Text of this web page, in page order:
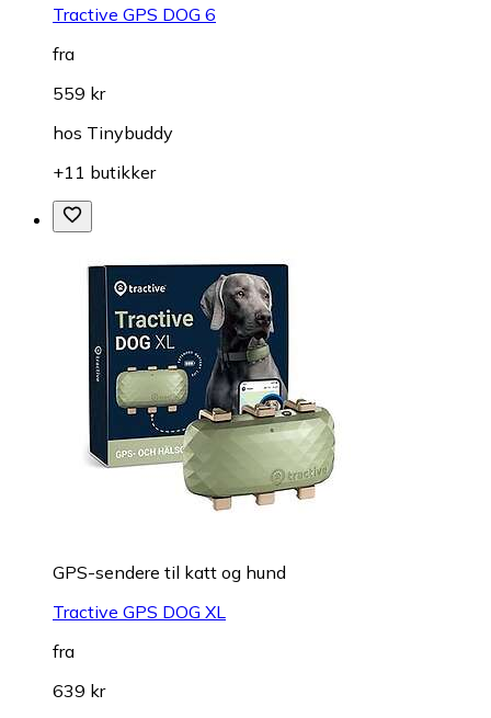
Tractive GPS DOG 6
fra
559 kr
hos Tinybuddy
+11 butikker
GPS-sendere til katt og hund
Tractive GPS DOG XL
fra
639 kr